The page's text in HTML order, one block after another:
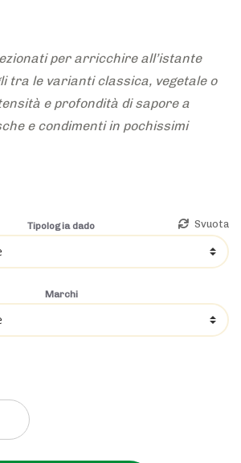
per arricchire all’istante
tra le varianti classica, vegetale o
e profondità di sapore a
e condimenti in pochissimi
Tipologia dado
Marchi
Svuota